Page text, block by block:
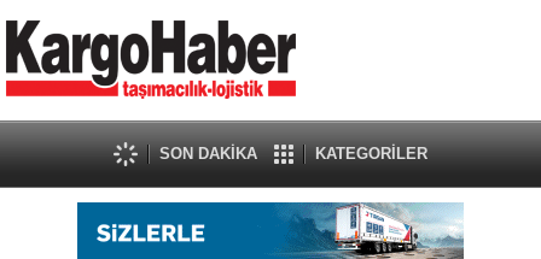
SON DAKİKA KATEGORİLER